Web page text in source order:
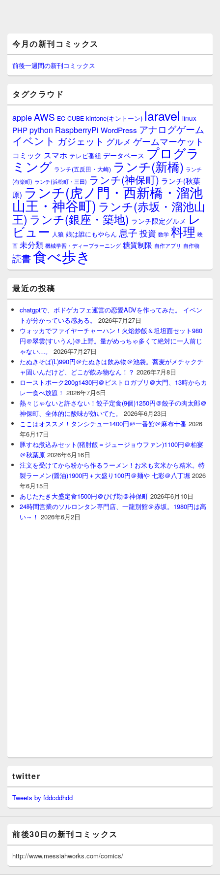
イ
ン
サ
イ
ウ
ィ
ジ
ェ
ア
今月の新刊コミックス
前後一週間の新刊コミックス
タグクラウド
appleAWS EC-CUBE kintone(キントーン) laravel linux
PHPpython RaspberryPi WordPress アナログゲーム
イベント ガジェット グルメ ゲームマーケット
コミック スマホ テレビ番組 データベース プログラ
ミング ランチ(五反田・大崎) ランチ(新橋) ランチ
(有楽町) ランチ(浜松町・三田) ランチ(神保町) ランチ(秋葉
原) ランチ(虎ノ門・西新橋・溜池
山王・神谷町) ランチ(赤坂・溜池山
王) ランチ(銀座・築地) ランチ限定グルメ レ
ビュー 人狼 娘は誰にもやらん 息子 投資 数学 料理 映
画 未分類 機械学習・ディープラーニング 糖質制限 自作アプリ 自作物
読書食べ歩き
最近の投稿
chatgptで、ボドゲカフェ運営の恋愛ADVを作ってみた。 イベン
トが分かっている感ある。
2026年7月27日
ウォッカでファイヤーチャーハン！火焰炒飯＆坦坦面セット980
円＠翠雲(すいうん)＠上野。量がめっちゃ多くて絶対に一人前じ
ゃない…。
2026年7月27日
たぬきそば(L)990円＠たぬきは飲み物＠池袋。蕎麦がメチャクチ
ャ固いんだけど、どこが飲み物なん！？ 2026年7月8日
ローストポーク200g1430円＠ビストロガブリ＠大門、13時からカ
レー食べ放題！ 2026年7月6日
熱々じゃないと許さない！餃子定食(9個)1250円＠餃子の肉太郎＠
神保町、全体的に酸味が効いてた。
2026年6月23日
ここはオススメ！タンシチュー1400円＠一番館＠麻布十番 2026
年6月17日
豚すね煮込みセット(猪肘飯＝ジュージョウファン)1100円＠柏宴
＠秋葉原 2026年6月16日
注文を受けてから粉から作るラーメン！お米も玄米から精米。特
製ラーメン(醤油)1900円＋大盛り100円＠麺や 七彩＠八丁堀 2026
年6月15日
あじたたき大盛定食1500円＠ひげ勘＠神保町 2026年6月10日
24時間営業のソルロンタン専門店、一龍別館＠赤坂。1980円は高
い～！ 2026年6月2日
twitter
Tweets by fddcddhdd
前後30日の新刊コミックス
http://www.messiahworks.com/comics/